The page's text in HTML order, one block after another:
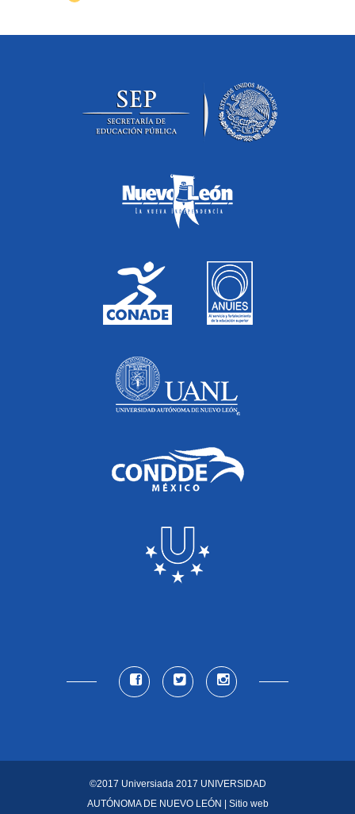
©2017 Universiada 2017 UNIVERSIDAD
AUTÓNOMA DE NUEVO LEÓN | Sitio web